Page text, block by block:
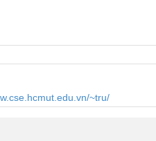
~tru/